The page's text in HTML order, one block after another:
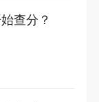
查分？